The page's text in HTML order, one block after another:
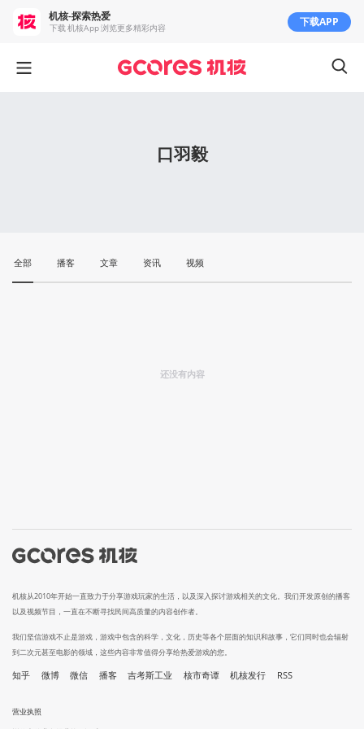
口羽毅
全部 播客 文章 资讯 视频
还没有内容
机核从2010年开始一直致力于分享游戏玩家的生活，以及深入探讨游戏相关的文化。我们开发原创的播客
以及视频节目，一直在不断寻找民间高质量的内容创作者。
我们坚信游戏不止是游戏，游戏中包含的科学，文化，历史等各个层面的知识和故事，它们同时也会辐射
到二次元甚至电影的领域，这些内容非常值得分享给热爱游戏的您。
知乎 微博 微信 播客 吉考斯工业 核市奇谭 机核发行 RSS
营业执照
机核-探索热爱
下载 机核App 浏览更多精彩内容 下载APP